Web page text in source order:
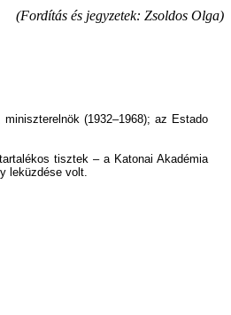
(Fordítás és jegyzetek: Zsoldos Olga)
(1932–1968); az Estado
tisztek – a Katonai Akadémia
leküzdése volt.